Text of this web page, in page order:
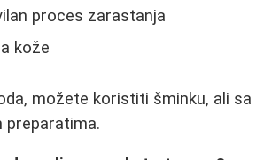
proces zarastanja
kože
možete koristiti šminku, ali sa
preparatima.